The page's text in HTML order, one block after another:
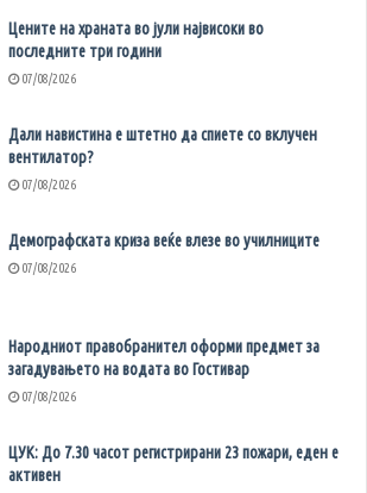
Цените на храната во јули највисоки во
последните три години
07/08/2026
Дали навистина е штетно да спиете со вклучен
вентилатор?
07/08/2026
Демографската криза веќе влезе во училниците
07/08/2026
Народниот правобранител оформи предмет за
загадувањето на водата во Гостивар
07/08/2026
ЦУК: До 7.30 часот регистрирани 23 пожари, еден е
активен